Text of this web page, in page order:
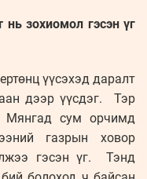
нь зохиомол гэсэн үг
үүсэхэд даралт
дээр үүсдэг. Тэр
сум орчимд
газрын ховор
гэсэн үг. Тэнд